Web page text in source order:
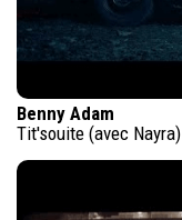
Benny Adam
Tit'souite (avec Nayra)